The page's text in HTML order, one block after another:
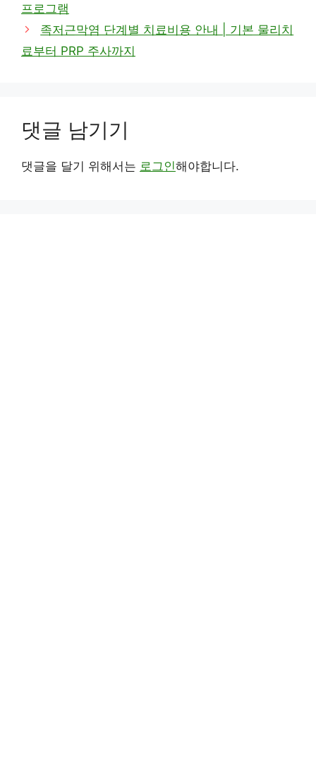
리
프로그램
족저근막염 단계별 치료비용 안내 | 기본 물리치
료부터 PRP 주사까지
댓글 남기기
댓글을 달기 위해서는 로그인해야합니다.